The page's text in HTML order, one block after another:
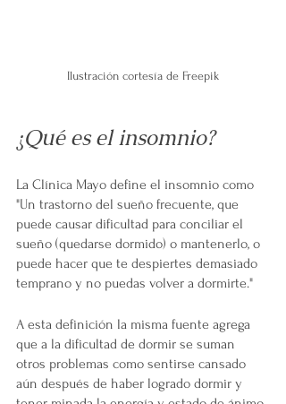
Ilustración cortesía de Freepik
¿Qué es el insomnio?
La Clínica Mayo define el insomnio como
"Un trastorno del sueño frecuente, que
puede causar dificultad para conciliar el
sueño (quedarse dormido) o mantenerlo, o
puede hacer que te despiertes demasiado
temprano y no puedas volver a dormirte."
A esta definición la misma fuente agrega
que a la dificultad de dormir se suman
otros problemas como sentirse cansado
aún después de haber logrado dormir y